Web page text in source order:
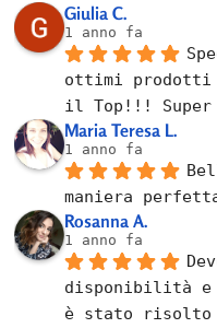
Giulia C.
1 anno fa
ottimi prodotti
il Top!!! Super
Maria Teresa L.
1 anno fa
maniera
Rosanna A.
1 anno fa
disponibilità
è stato risolto